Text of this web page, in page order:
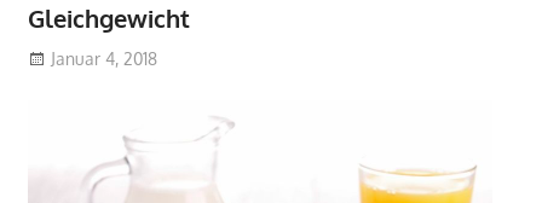
Gleichgewicht
Januar 4, 2018